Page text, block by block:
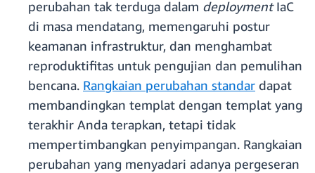
perubahan tak terduga dalam deploymentIaC
di masa mendatang, memengaruhi postur
keamanan infrastruktur, dan menghambat
reproduktifitas untuk pengujian dan pemulihan
bencana. Rangkaian perubahan standar dapat
membandingkan templat dengan templat yang
terakhir Anda terapkan, tetapi tidak
mempertimbangkan penyimpangan. Rangkaian
perubahan yang menyadari adanya pergeseran